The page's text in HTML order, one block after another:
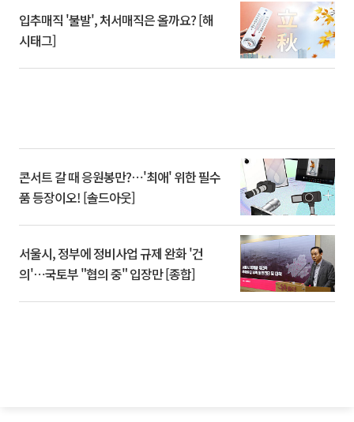
입추매직 '불발', 처서매직은 올까요? [해
시태그]
콘서트 갈 때 응원봉만?⋯'최애' 위한 필수
품 등장이오! [솔드아웃]
서울시, 정부에 정비사업 규제 완화 '건
의'⋯국토부 "협의 중" 입장만 [종합]